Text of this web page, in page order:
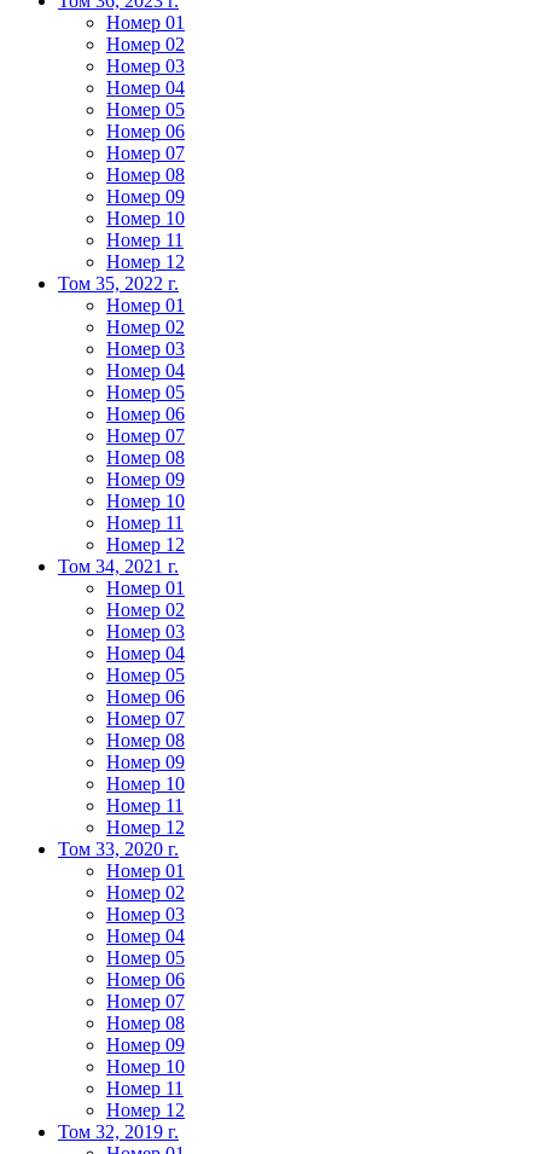
Номер 01
Номер 02
Номер 03
Номер 04
Номер 05
Номер 06
Номер 07
Номер 08
Номер 09
Номер 10
Номер 11
Номер 12
Том 35, 2022 г.
Номер 01
Номер 02
Номер 03
Номер 04
Номер 05
Номер 06
Номер 07
Номер 08
Номер 09
Номер 10
Номер 11
Номер 12
Том 34, 2021 г.
Номер 01
Номер 02
Номер 03
Номер 04
Номер 05
Номер 06
Номер 07
Номер 08
Номер 09
Номер 10
Номер 11
Номер 12
Том 33, 2020 г.
Номер 01
Номер 02
Номер 03
Номер 04
Номер 05
Номер 06
Номер 07
Номер 08
Номер 09
Номер 10
Номер 11
Номер 12
Том 32, 2019 г.